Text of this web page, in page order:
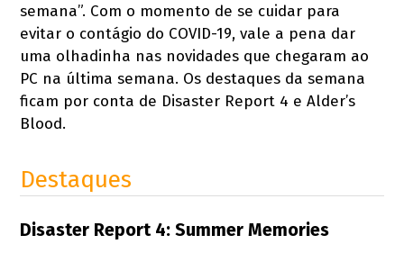
semana”. Com o momento de se cuidar para
evitar o contágio do COVID-19, vale a pena dar
uma olhadinha nas novidades que chegaram ao
PC na última semana. Os destaques da semana
ficam por conta de Disaster Report 4 e Alder’s
Blood.
Destaques
Disaster Report 4: Summer Memories